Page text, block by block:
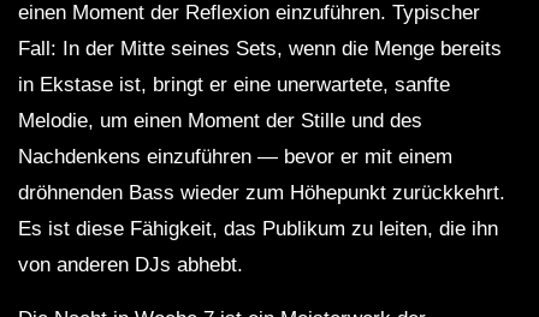
einen Moment der Reflexion einzuführen. Typischer
Fall: In der Mitte seines Sets, wenn die Menge bereits
in Ekstase ist, bringt er eine unerwartete, sanfte
Melodie, um einen Moment der Stille und des
Nachdenkens einzuführen — bevor er mit einem
dröhnenden Bass wieder zum Höhepunkt zurückkehrt.
Es ist diese Fähigkeit, das Publikum zu leiten, die ihn
von anderen DJs abhebt.